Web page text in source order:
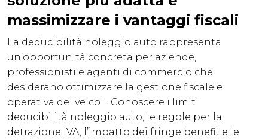
massimizzare i vantaggi fiscali
La deducibilità noleggio auto rappresenta
un’opportunità concreta per aziende,
professionisti e agenti di commercio che
desiderano ottimizzare la gestione fiscale e
operativa dei veicoli. Conoscere i limiti
deducibilità noleggio auto, le regole per la
detrazione IVA, l’impatto dei fringe benefit e le